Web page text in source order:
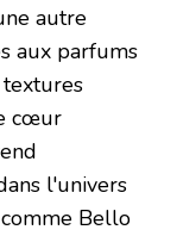
autre
aux parfums
cœur
l'univers
Bello